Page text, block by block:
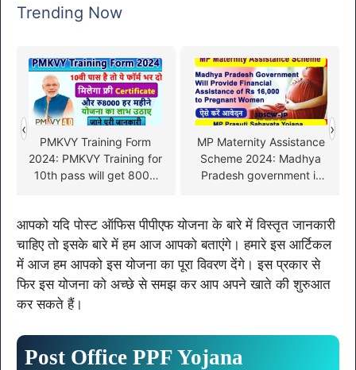
Trending Now
PMKVY Training Form
2024: PMKVY Training for
10th pass will get 8000
MP Maternity Assistance
Scheme 2024: Madhya
Pradesh government is
women, apply from here!
‹ ›
आपको यदि पोस्ट ऑफिस पीपीएफ योजना के बारे में विस्तृत जानकारी
चाहिए तो इसके बारे में हम आज आपको बताएंगे। हमारे इस आर्टिकल
में आज हम आपको इस योजना का पूरा विवरण देंगे। इस प्रकार से
फिर इस योजना को अच्छे से समझ कर आप अपने खाते की शुरुआत
कर सकते हैं।
Post Office PPF Yojana